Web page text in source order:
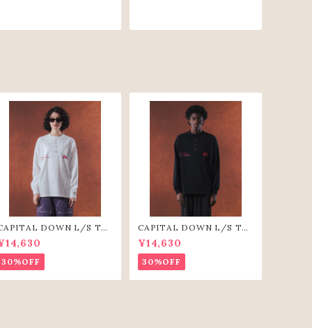
DOWN L/S TE
（WHT）
30%OFF
CAPITAL DOWN L/S TE
E(BLK)
¥14,630
30%OFF